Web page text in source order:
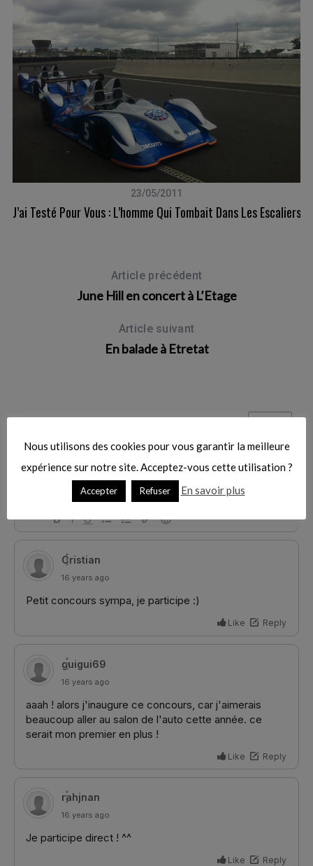
23/05/2011
J’ai Testé Pour Vous : L’homme Qui Tombait Dans Les Escaliers
Article précédent
June Hill en concert à L’Etage
Article suivant
En balade à Etretat
e
Nous utilisons des cookies pour vous garantir la meilleure
expérience sur notre site. Acceptez-vous cette utilisation ?
Accepter Refuser En savoir plus